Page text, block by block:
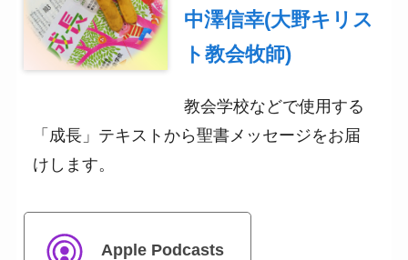
中澤信幸(大野キリス
ト教会牧師)
教会学校などで使用する
「成長」テキストから聖書メッセージをお届
けします。
Apple Podcasts